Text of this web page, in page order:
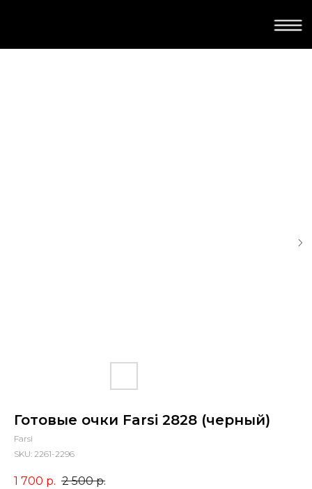
Готовые очки Farsi 2828 (черный)
Farsi
SKU: 2261-2296
1 700 р. 2 500 р.